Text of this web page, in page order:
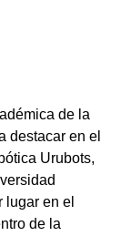
temprana en
en
(Planta de
de la
destacar en el
Urubots,
lugar en el
de la